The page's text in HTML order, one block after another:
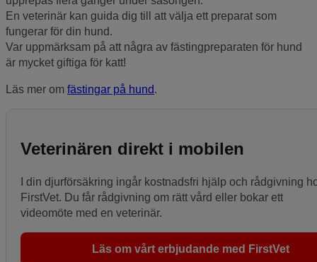
En veterinär kan guida dig till att välja ett preparat som
fungerar för din hund.
Var uppmärksam på att några av fästingpreparaten för hund
är mycket giftiga för katt!
Läs mer om fästingar på hund.
Veterinären direkt i mobilen
I din djurförsäkring ingår kostnadsfri hjälp och rådgivning
FirstVet. Du får rådgivning om rätt vård eller bokar ett
videomöte med en veterinär.
Läs om vårt erbjudande med FirstVet